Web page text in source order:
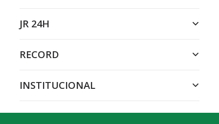
JR 24H
RECORD
INSTITUCIONAL